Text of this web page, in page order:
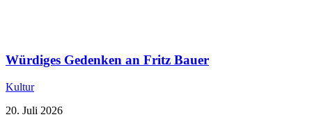
Würdiges Gedenken an Fritz Bauer
Kultur
20. Juli 2026